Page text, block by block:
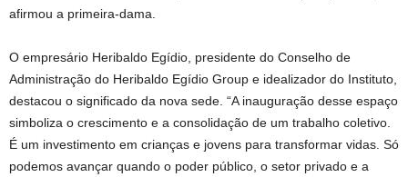
afirmou a primeira-dama.
O empresário Heribaldo Egídio, presidente do Conselho de
Administração do Heribaldo Egídio Group e idealizador do Instituto,
destacou o significado da nova sede. “A inauguração desse espaço
simboliza o crescimento e a consolidação de um trabalho coletivo.
É um investimento em crianças e jovens para transformar vidas. Só
podemos avançar quando o poder público, o setor privado e a